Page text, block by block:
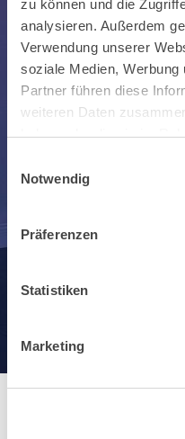
zu können und die
analysieren. Außerdem
Verwendung unserer
soziale Medien, Werbung
Partner führen diese
weiteren Daten
haben oder die sie im
Notwendig
Präferenzen
Statistiken
Marketing